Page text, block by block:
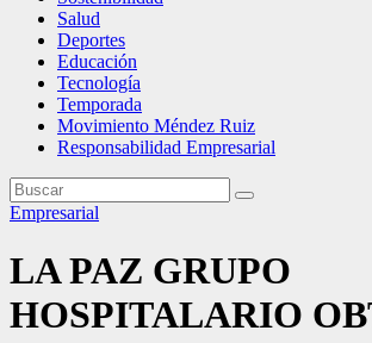
Salud
Deportes
Educación
Tecnología
Temporada
Movimiento Méndez Ruiz
Responsabilidad Empresarial
Empresarial
LA PAZ GRUPO
HOSPITALARIO